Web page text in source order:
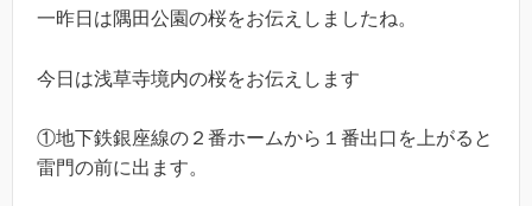
一昨日は隅田公園の桜をお伝えしましたね。
今日は浅草寺境内の桜をお伝えします
①地下鉄銀座線の２番ホームから１番出口を上がると
雷門の前に出ます。